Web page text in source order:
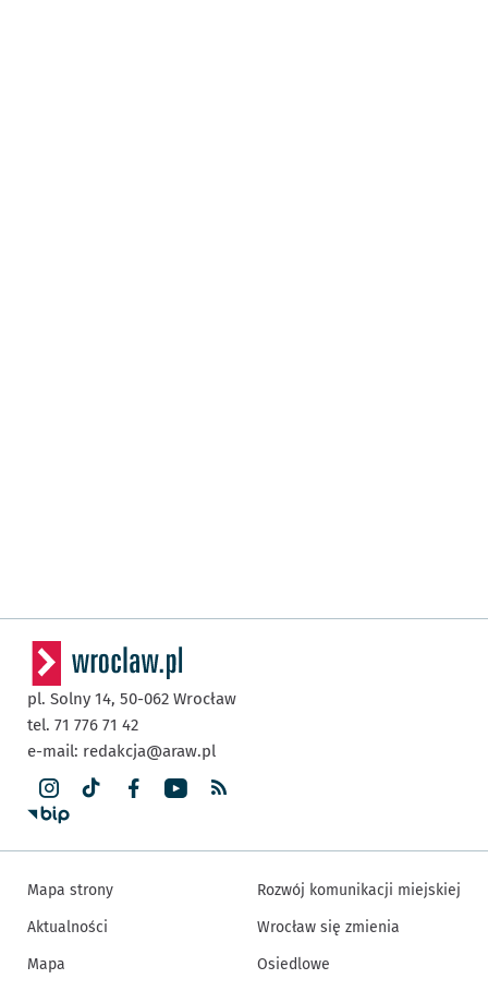
pl. Solny 14, 50-062 Wrocław
tel. 71 776 71 42
e-mail: redakcja@araw.pl
Mapa strony
Aktualności
Mapa
Rozwój komunikacji miejskiej
Wrocław się zmienia
Osiedlowe